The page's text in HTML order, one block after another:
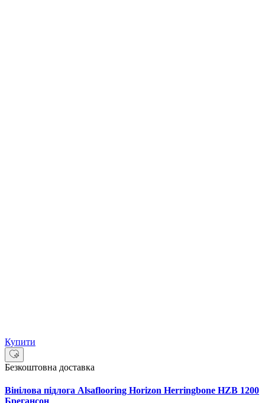
Купити
Безкоштовна доставка
Вінілова підлога Alsaflooring Horizon Herringbone HZB 1200